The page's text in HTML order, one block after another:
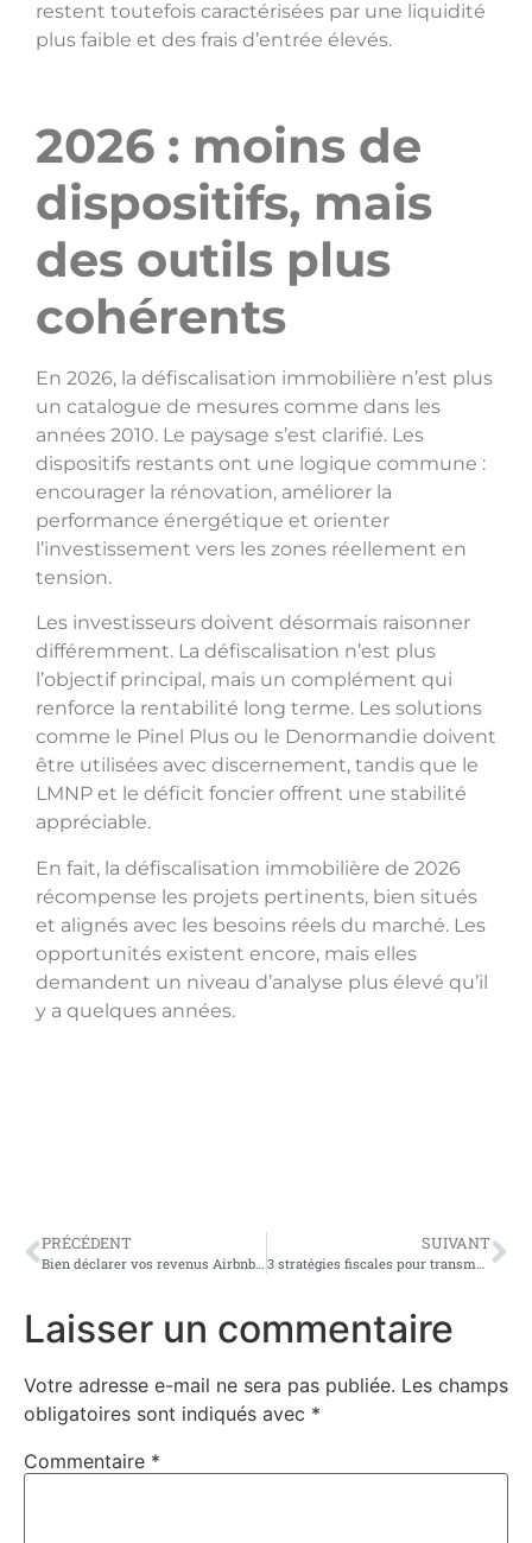
restent toutefois caractérisées par une liquidité
plus faible et des frais d’entrée élevés.
2026 : moins de
dispositifs, mais
des outils plus
cohérents
En 2026, la défiscalisation immobilière n’est plus
un catalogue de mesures comme dans les
années 2010. Le paysage s’est clarifié. Les
dispositifs restants ont une logique commune :
encourager la rénovation, améliorer la
performance énergétique et orienter
l’investissement vers les zones réellement en
tension.
Les investisseurs doivent désormais raisonner
différemment. La défiscalisation n’est plus
l’objectif principal, mais un complément qui
renforce la rentabilité long terme. Les solutions
comme le Pinel Plus ou le Denormandie doivent
être utilisées avec discernement, tandis que le
LMNP et le déficit foncier offrent une stabilité
appréciable.
En fait, la défiscalisation immobilière de 2026
récompense les projets pertinents, bien situés
et alignés avec les besoins réels du marché. Les
opportunités existent encore, mais elles
demandent un niveau d’analyse plus élevé qu’il
y a quelques années.
PRÉCÉDENT
Bien déclarer vos revenus Airbnb sans erreurs : guide 2025
SUIVANT
3 stratégies fiscales pour transmettre son patrimoine efficacement
Laisser un commentaire
Votre adresse e-mail ne sera pas publiée. Les champs
obligatoires sont indiqués avec *
Commentaire *